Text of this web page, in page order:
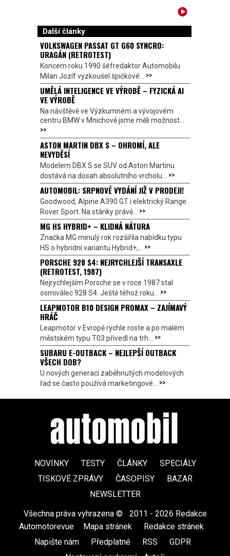
Další články
VOLKSWAGEN PASSAT GT G60 SYNCRO:
URAGÁN (RETROTEST)
Koncem roku 1990 šéfredaktor Automobilu
Milan Jozíf vyzkoušel špičkové... >>
UMĚLÁ INTELIGENCE VE VÝROBĚ – FYZICKÁ AI
VE VÝROBĚ
Na návštěvě ve Výzkumném a vývojovém
centru BMW v Mnichově jsme měli možnost...
>>
ASTON MARTIN DBX S – OHROMÍ, ALE
NEVYDĚSÍ
Modelem DBX S se SUV od Aston Martinu
dostává na dosah absolutního vrcholu... >>
AUTOMOBIL: SRPNOVÉ VYDÁNÍ JIŽ V PRODEJI!
Goodwood, Alpine A390 GT i elektrický Range
Rover Sport. Na stánky právě... >>
MG HS HYBRID+ – KLIDNÁ NÁTURA
Značka MG minulý rok rozšířila nabídku typu
HS o hybridní variantu Hybrid+,... >>
PORSCHE 928 S4: NEJRYCHLEJŠÍ TRANSAXLE
(RETROTEST, 1987)
Nejrychlejším Porsche se v roce 1987 stal
osmiválec 928 S4. Ještě téhož roku... >>
LEAPMOTOR B10 DESIGN PROMAX – ZAJÍMAVÝ
HRÁČ
Leapmotor v Evropě rychle roste a po malém
městském typu T03 přivedl na trh... >>
SUBARU E-OUTBACK – NEJLEPŠÍ OUTBACK
VŠECH DOB?
U nových generací zaběhnutých modelových
řad se často používá marketingové... >>
NOVINKY TESTY ČLÁNKY
SPECIÁLY
TISKOVÉ ZPRÁVY
ČASOPISY
BAZAR
NEWSLETTER
Všechna práva vyhrazena ©
2011 - 2026 Redakce
Automotorevue
Mapa stránek Redakce stránek
Napište nám
Předplatné RSS GDPR